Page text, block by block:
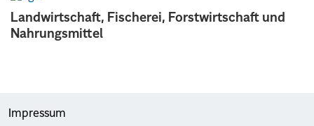
Landwirtschaft, Fischerei, Forstwirtschaft und
Nahrungsmittel
Impressum